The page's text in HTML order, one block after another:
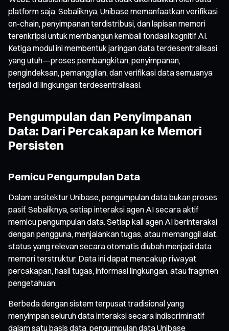
platform saja. Sebaliknya, Unibase memanfaatkan verifikasi
on-chain, penyimpanan terdistribusi, dan lapisan memori
terenkripsi untuk membangun kembali fondasi kognitif AI.
Ketiga modul ini membentuk jaringan data terdesentralisasi
yang utuh—proses pembangkitan, penyimpanan,
pengindeksan, pemanggilan, dan verifikasi data semuanya
terjadi di lingkungan terdesentralisasi.
Pengumpulan dan Penyimpanan
Data: Dari Percakapan ke Memori
Persisten
Pemicu Pengumpulan Data
Dalam arsitektur Unibase, pengumpulan data bukan proses
pasif. Sebaliknya, setiap interaksi agen AI secara aktif
memicu pengumpulan data. Setiap kali agen AI berinteraksi
dengan pengguna, menjalankan tugas, atau memanggil alat,
status yang relevan secara otomatis diubah menjadi data
memori terstruktur. Data ini dapat mencakup riwayat
percakapan, hasil tugas, informasi lingkungan, atau fragmen
pengetahuan.
Berbeda dengan sistem terpusat tradisional yang
menyimpan seluruh data interaksi secara indiscriminatif
dalam satu basis data, pengumpulan data Unibase